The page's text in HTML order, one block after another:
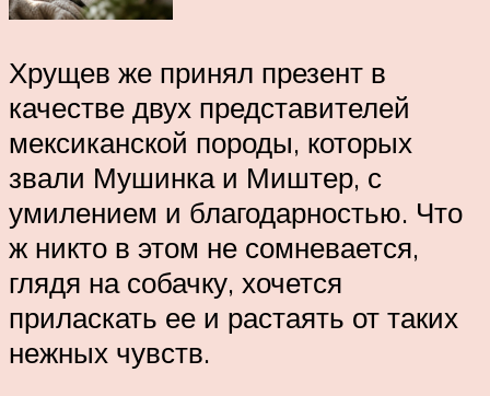
Хрущев же принял презент в
качестве двух представителей
мексиканской породы, которых
звали Мушинка и Миштер, с
умилением и благодарностью. Что
ж никто в этом не сомневается,
глядя на собачку, хочется
приласкать ее и растаять от таких
нежных чувств.